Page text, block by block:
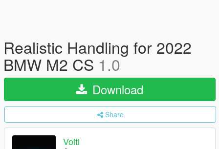
Realistic Handling for 2022
BMW M2 CS 1.0
Download
Share
Volti